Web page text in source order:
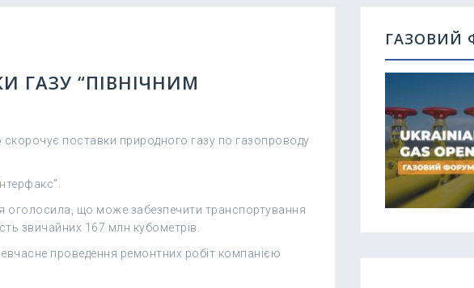
ГАЗУ “ПІВНІЧНИМ
поставки природного газу по газопроводу
оголосила, що може забезпечити транспортування
звичайних 167 млн кубометрів.
проведення ремонтних робіт компанією
ГАЗОВИЙ